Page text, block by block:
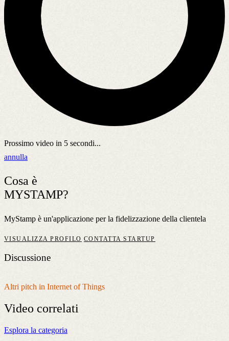
Prossimo video in 5 secondi...
annulla
Cosa è
MYSTAMP?
MyStamp è un'applicazione per la fidelizzazione della clientela
VISUALIZZA PROFILO CONTATTA STARTUP
Discussione
Altri pitch in Internet of Things
Video correlati
Esplora la categoria